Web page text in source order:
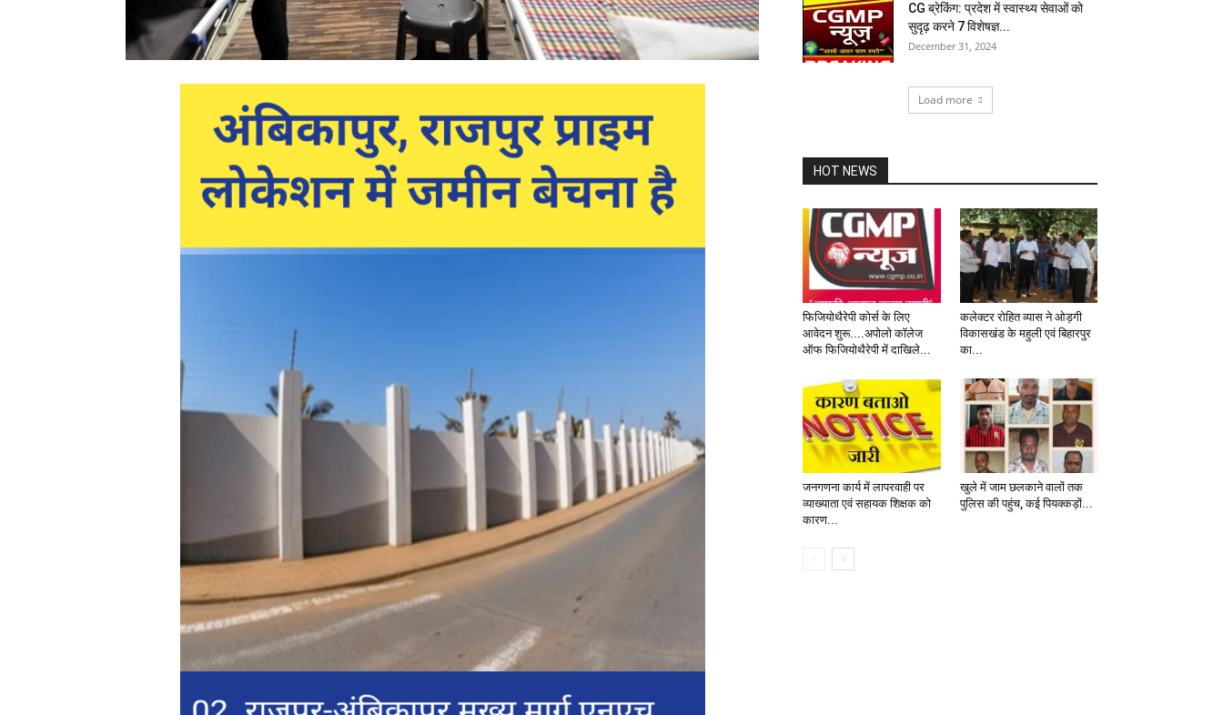
CG ब्रेकिंग: प्रदेश में स्वास्थ्य सेवाओं को
सुदृढ़ करने 7 विशेषज्ञ...
December 31, 2024
Load more
HOT NEWS
फिजियोथैरेपी कोर्स के लिए
आवेदन शुरू....अपोलो कॉलेज
ऑफ फिजियोथैरेपी में दाखिले...
कलेक्टर रोहित व्यास ने ओड़गी
विकासखंड के महुली एवं बिहारपुर
का...
जनगणना कार्य में लापरवाही पर
व्याख्याता एवं सहायक शिक्षक को
कारण...
खुले में जाम छलकाने वालों तक
पुलिस की पहुंच, कई पियक्कड़ों...